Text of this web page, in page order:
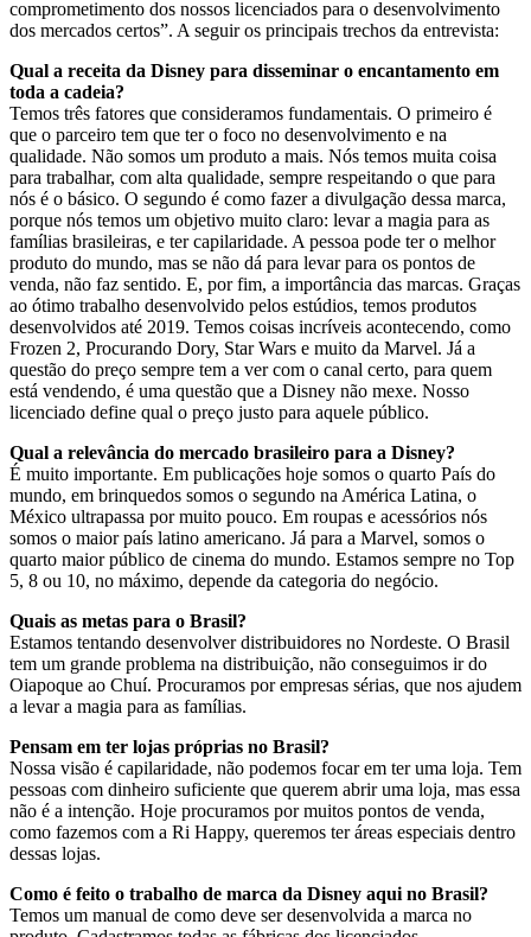
comprometimento dos nossos licenciados para o desenvolvimento
dos mercados certos”. A seguir os principais trechos da entrevista:
Qual a receita da Disney para disseminar o encantamento em
toda a cadeia?
Temos três fatores que consideramos fundamentais. O primeiro é
que o parceiro tem que ter o foco no desenvolvimento e na
qualidade. Não somos um produto a mais. Nós temos muita coisa
para trabalhar, com alta qualidade, sempre respeitando o que para
nós é o básico. O segundo é como fazer a divulgação dessa marca,
porque nós temos um objetivo muito claro: levar a magia para as
famílias brasileiras, e ter capilaridade. A pessoa pode ter o melhor
produto do mundo, mas se não dá para levar para os pontos de
venda, não faz sentido. E, por fim, a importância das marcas. Graças
ao ótimo trabalho desenvolvido pelos estúdios, temos produtos
desenvolvidos até 2019. Temos coisas incríveis acontecendo, como
Frozen 2, Procurando Dory, Star Wars e muito da Marvel. Já a
questão do preço sempre tem a ver com o canal certo, para quem
está vendendo, é uma questão que a Disney não mexe. Nosso
licenciado define qual o preço justo para aquele público.
Qual a relevância do mercado brasileiro para a Disney?
É muito importante. Em publicações hoje somos o quarto País do
mundo, em brinquedos somos o segundo na América Latina, o
México ultrapassa por muito pouco. Em roupas e acessórios nós
somos o maior país latino americano. Já para a Marvel, somos o
quarto maior público de cinema do mundo. Estamos sempre no Top
5, 8 ou 10, no máximo, depende da categoria do negócio.
Quais as metas para o Brasil?
Estamos tentando desenvolver distribuidores no Nordeste. O Brasil
tem um grande problema na distribuição, não conseguimos ir do
Oiapoque ao Chuí. Procuramos por empresas sérias, que nos ajudem
a levar a magia para as famílias.
Pensam em ter lojas próprias no Brasil?
Nossa visão é capilaridade, não podemos focar em ter uma loja. Tem
pessoas com dinheiro suficiente que querem abrir uma loja, mas essa
não é a intenção. Hoje procuramos por muitos pontos de venda,
como fazemos com a Ri Happy, queremos ter áreas especiais dentro
dessas lojas.
Como é feito o trabalho de marca da Disney aqui no Brasil?
Temos um manual de como deve ser desenvolvida a marca no